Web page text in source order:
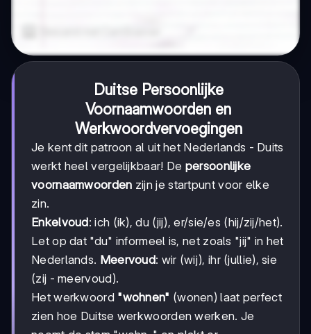
Duitse Persoonlijke
Voornaamwoorden en
Werkwoordvervoegingen
Je kent dit patroon al uit het Nederlands - Duits
werkt heel vergelijkbaar! De persoonlijke
voornaamwoorden zijn je startpunt voor elke
zin.
Enkelvoud: ich (ik), du (jij), er/sie/es (hij/zij/het).
Let op dat "du" informeel is, net zoals "jij" in het
Nederlands. Meervoud: wir (wij), ihr (jullie), sie
(zij - meervoud).
Het werkwoord "wohnen" (wonen) laat perfect
zien hoe Duitse werkwoorden werken. Je